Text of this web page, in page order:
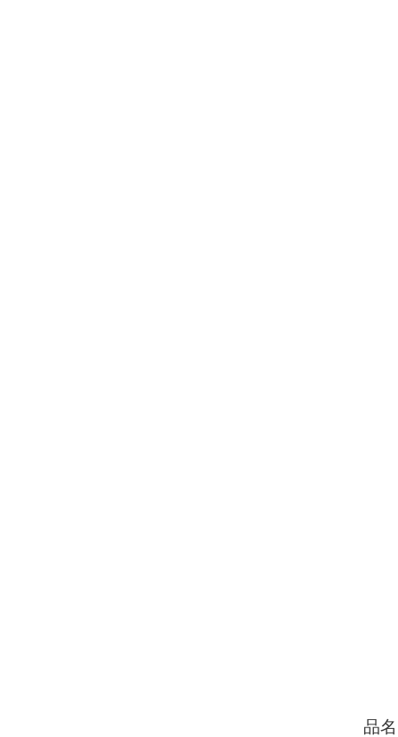
品